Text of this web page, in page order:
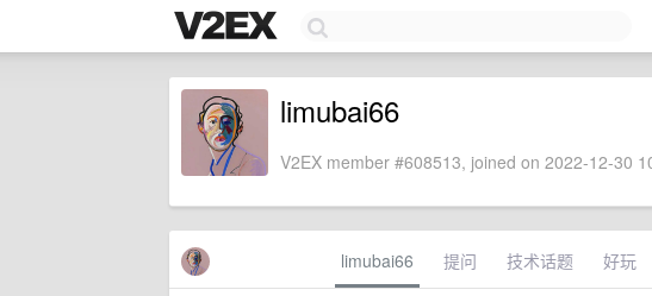
limubai66
V2EX member #608513, joined on 2022-12-30
limubai66 提问 技术话题 好玩